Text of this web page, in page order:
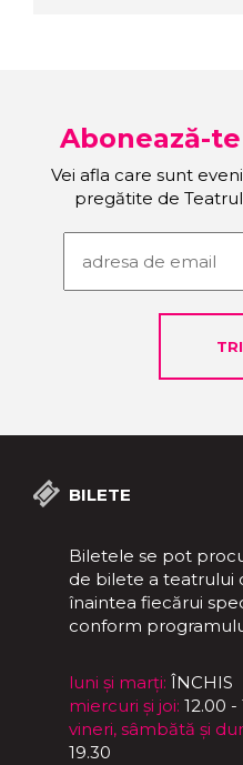
Abonează-
Vei afla care sunt
pregătite de
BILETE
Biletele se pot
de bilete a teatrului
înaintea fiecărui
conform
luni și marți: ÎNCHIS
miercuri și joi: 12.00 -
vineri, sâmbătă și
19.30